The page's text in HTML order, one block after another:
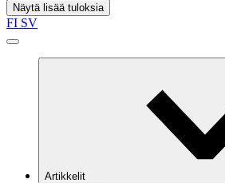
Näytä lisää tuloksia
FI SV
Artikkelit